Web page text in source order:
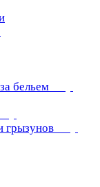
бельем
грызунов